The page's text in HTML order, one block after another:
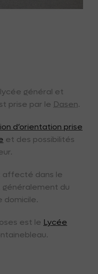
général et
prise par le Dasen.
d’orientation prise
et des possibilités
affecté dans le
généralement du
domicile.
est le Lycée